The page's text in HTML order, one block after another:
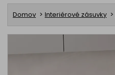
Domov Interiérové zásuvky